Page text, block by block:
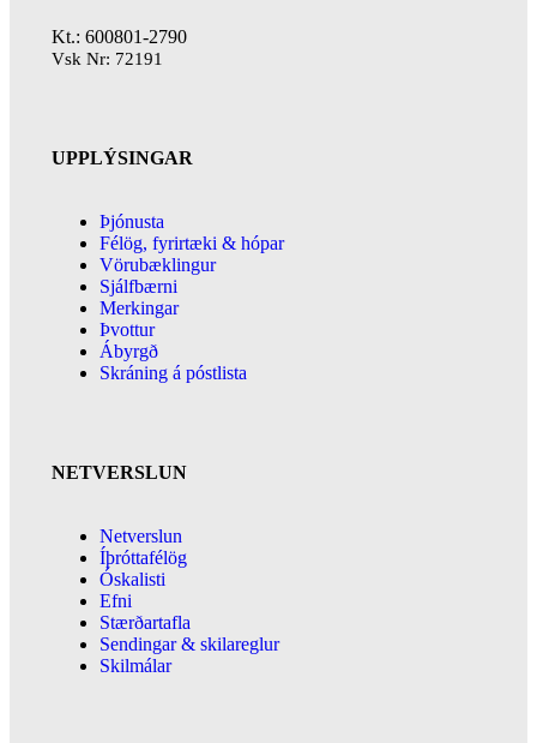
Kt.: 600801-2790
Vsk Nr: 72191
UPPLÝSINGAR
Þjónusta
Félög, fyrirtæki & hópar
Vörubæklingur
Sjálfbærni
Merkingar
Þvottur
Ábyrgð
Skráning á póstlista
NETVERSLUN
Netverslun
Íþróttafélög
Óskalisti
Efni
Stærðartafla
Sendingar & skilareglur
Skilmálar